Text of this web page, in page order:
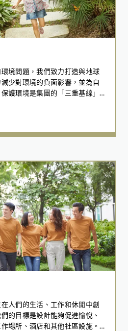
境問題，我們致力打造與地球
少對環境的負面影響，並為自
護環境是集團的「三重基線」
們展望實現一個可持續地發展
整個價值鏈上減少碳排放、提
濟模式及與各個持份者合作。
人們的生活、工作和休閒中創
的目標是設計能夠促進愉悅、
場所、酒店和其他社區設施。